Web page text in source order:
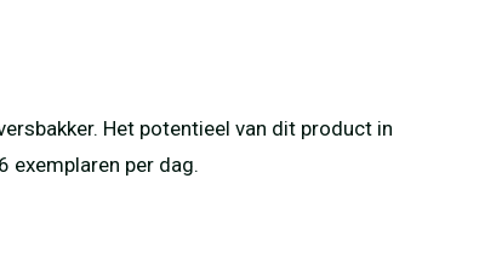
Het potentieel van dit product in
exemplaren per dag.